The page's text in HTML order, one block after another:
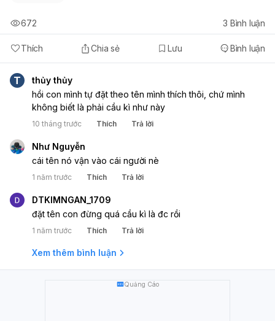
Thích Chia sẻ Lưu Bình luận
672 3 Bình luận
T
thủy thủy
hồi con mình tự đặt theo tên mình thích thôi, chứ mình
không biết là phải cầu kì như này
10 tháng trước Thích Trả lời
Như Nguyễn
cái tên nó vận vào cái người nè
1 năm trước Thích Trả lời
DTKIMNGAN_1709
đặt tên con đừng quá cầu kì là đc rồi
1 năm trước Thích Trả lời
Xem thêm bình luận
Quảng Cáo